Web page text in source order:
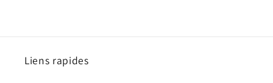
Liens rapides